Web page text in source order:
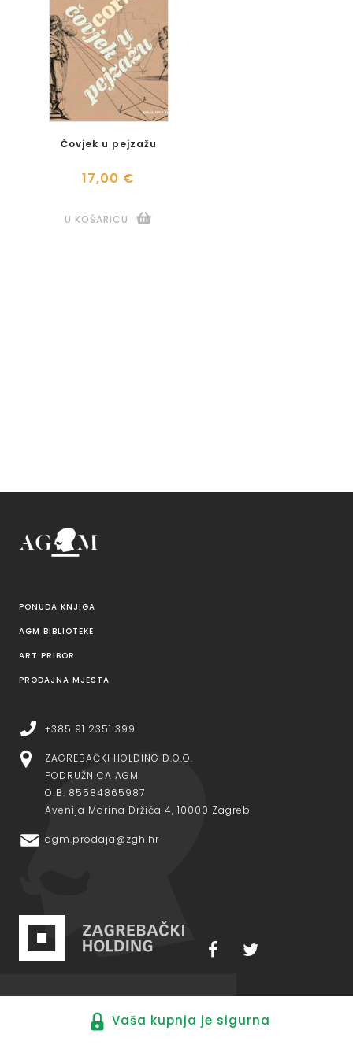
Čovjek u pejzažu
17,00 €
U KOŠARICU
PONUDA KNJIGA
AGM BIBLIOTEKE
ART PRIBOR
PRODAJNA MJESTA
+385 91 2351 399
ZAGREBAČKI HOLDING D.O.O.
PODRUŽNICA AGM
OIB: 85584865987
Avenija Marina Držića 4, 10000 Zagreb
agm.prodaja@zgh.hr
Vaša kupnja je sigurna